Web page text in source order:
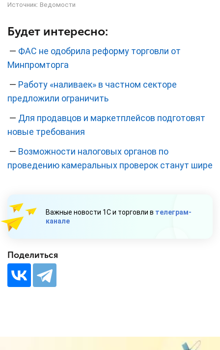
Источник: Ведомости
Будет интересно:
— ФАС не одобрила реформу торговли от
Минпромторга
— Работу «наливаек» в частном секторе
предложили ограничить
— Для продавцов и маркетплейсов подготовят
новые требования
— Возможности налоговых органов по
проведению камеральных проверок станут шире
Важные новости 1С и торговли в телеграм-
канале
Поделиться